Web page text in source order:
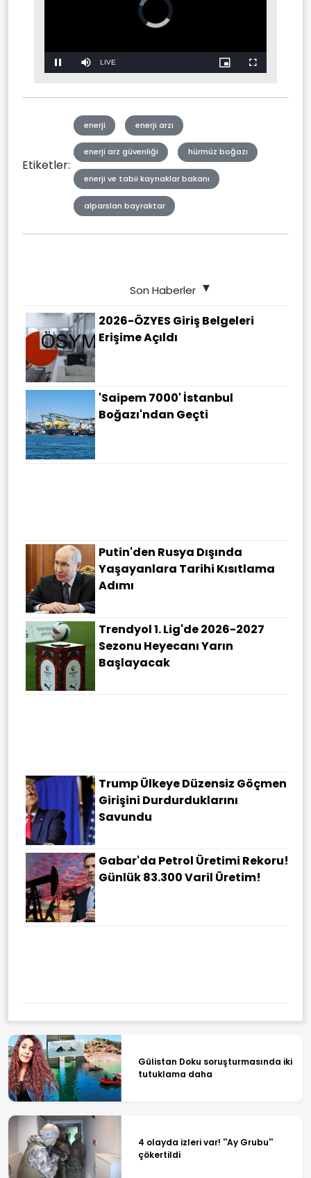
Pause Mute Stream
LIVE
Picture-
in-
Fullscreen
Etiketler:
enerji enerji arzı
enerji arz güvenliği hürmüz boğazı
enerji ve tabii kaynaklar bakanı
alparslan bayraktar
Son Haberler
2026-ÖZYES Giriş Belgeleri
Erişime Açıldı
'Saipem 7000' İstanbul
Boğazı'ndan Geçti
Putin'den Rusya Dışında
Yaşayanlara Tarihi Kısıtlama
Adımı
Trendyol 1. Lig'de 2026-2027
Sezonu Heyecanı Yarın
Başlayacak
Trump Ülkeye Düzensiz Göçmen
Girişini Durdurduklarını
Savundu
Gabar'da Petrol Üretimi Rekoru!
Günlük 83.300 Varil Üretim!
Gülistan Doku soruşturmasında iki
tutuklama daha
4 olayda izleri var! ''Ay Grubu''
çökertildi